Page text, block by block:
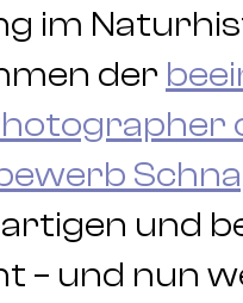
im
der
und
– und nun